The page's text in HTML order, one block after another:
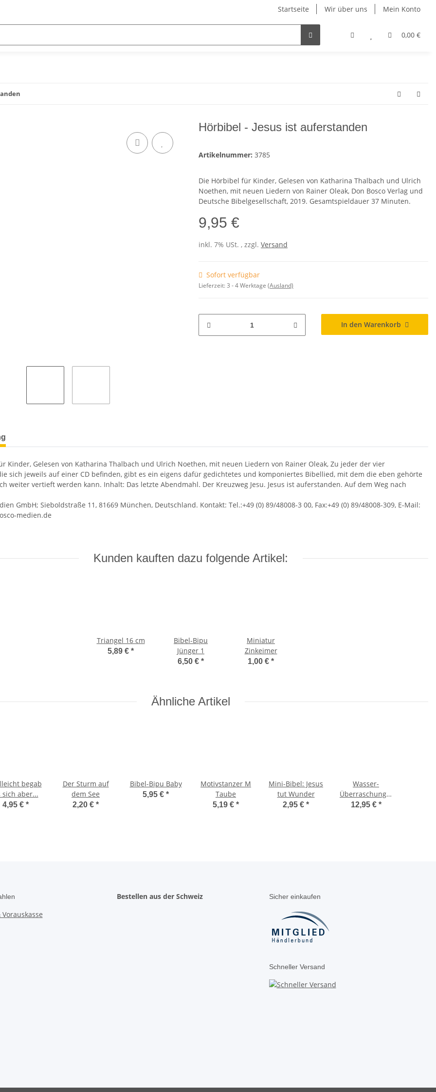
Startseite Wir über uns Mein Konto
0,00 €
Hörbibel - Jesus ist auferstanden
Artikelnummer: 3785
Die Hörbibel für Kinder, Gelesen von Katharina Thalbach und Ulrich
Noethen, mit neuen Liedern von Rainer Oleak, Don Bosco Verlag und
Deutsche Bibelgesellschaft, 2019. Gesamtspieldauer 37 Minuten.
9,95 €
inkl. 7% USt. , zzgl. Versand
Sofort verfügbar
Lieferzeit:3 - 4 Werktage (Ausland)
In den Warenkorb
Kinder, Gelesen von Katharina Thalbach und Ulrich Noethen, mit neuen Liedern von Rainer Oleak, Zu jeder der vier
sich jeweils auf einer CD befinden, gibt es ein eigens dafür gedichtetes und komponiertes Bibellied, mit dem die eben gehörte
weiter vertieft werden kann. Inhalt: Das letzte Abendmahl. Der Kreuzweg Jesu. Jesus ist auferstanden. Auf dem Weg nach
GmbH; Sieboldstraße 11, 81669 München, Deutschland. Kontakt: Tel.:+49 (0) 89/48008-3 00, Fax:+49 (0) 89/48008-309, E-Mail:
medien.de
Kunden kauften dazu folgende Artikel:
Triangel 16 cm
5,89 € *
Bibel-Bipu
Jünger 1
6,50 € *
Miniatur
Zinkeimer
1,00 € *
Ähnliche Artikel
begab
sich aber...
4,95 € *
Der Sturm auf
dem See
2,20 € *
Bibel-Bipu Baby
5,95 € *
Motivstanzer M
Taube
5,19 € *
Mini-Bibel: Jesus
tut Wunder
2,95 € *
Wasser-
Überraschungs-
Buch
12,95 € *
Bestellen aus der Schweiz Sicher einkaufen
Schneller Versand